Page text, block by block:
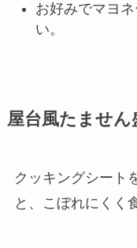
お好みでマヨ
い。
屋台風たません
クッキングシート
と、こぼれにくく